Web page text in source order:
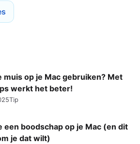
muis op je Mac gebruiken? Met
werkt het beter!
Tip
een boodschap op je Mac (en dit
je dat wilt)